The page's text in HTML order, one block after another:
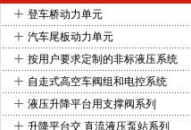
+ 登车桥动力单元
+ 汽车尾板动力单元
+ 按用户要求定制的非标液压系统
+ 自走式高空车阀组和电控系统
+ 液压升降平台用支撑阀系列
升降平台交 直流液压泵站系列